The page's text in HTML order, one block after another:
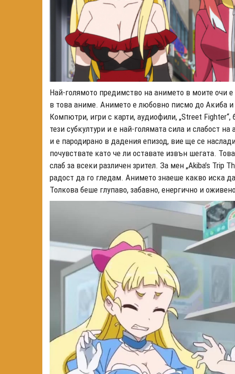
Най-голямото предимство на анимето в моите очи
в това аниме. Анимето е любовно писмо до Акиба
Компютри, игри с карти, аудиофили, „Street
тези субкултури и е най-голямата сила и слабост
и е пародирано в дадения епизод, вие ще се
почувствате като че ли оставате извън шегата.
слаб за всеки различен зрител. За мен „Akiba’s Trip
радост да го гледам. Анимето знаеше какво иска
Толкова беше глупаво, забавно, енергично и